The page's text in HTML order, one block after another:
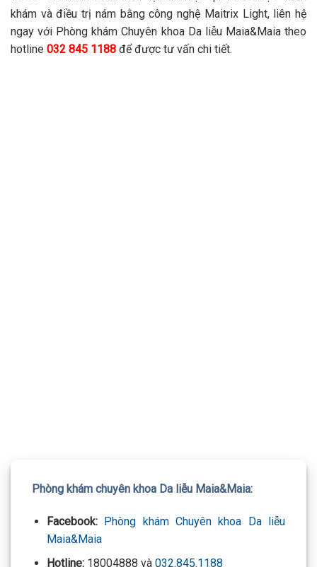
khám và điều trị nám bằng công nghệ Maitrix Light, liên hệ
ngay với Phòng khám Chuyên khoa Da liễu Maia&Maia theo
hotline 032 845 1188 để được tư vấn chi tiết.
Phòng khám chuyên khoa Da liễu Maia&Maia:
Facebook: Phòng khám Chuyên khoa Da liễu
Maia&Maia
Hotline:18004888 và 032.845.1188